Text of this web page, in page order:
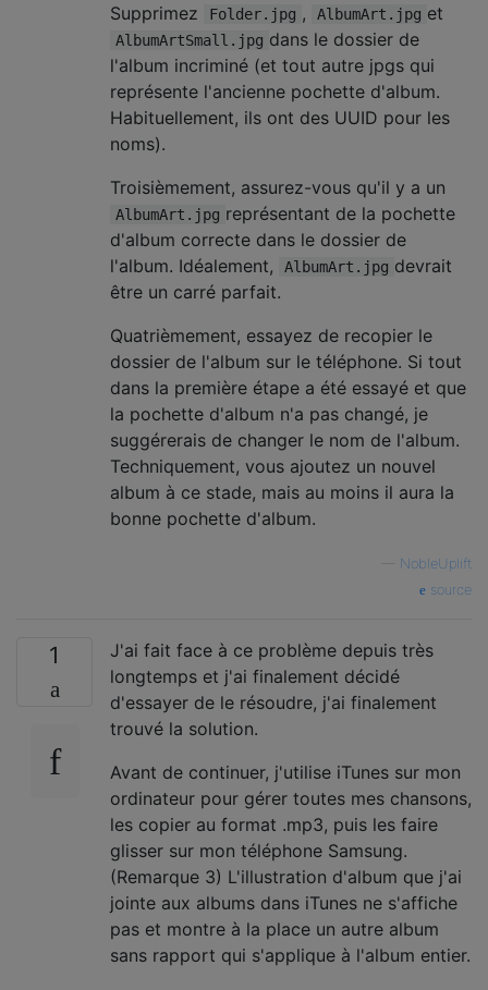
Supprimez
Folder.jpg , AlbumArt.jpg et
AlbumArtSmall.jpg dans le dossier de
l'album incriminé (et tout autre jpgs qui
représente l'ancienne pochette d'album.
Habituellement, ils ont des UUID pour les
noms).
Troisièmement, assurez-vous qu'il y a un
AlbumArt.jpg représentant de la pochette
d'album correcte dans le dossier de
l'album. Idéalement,
AlbumArt.jpg devrait
être un carré parfait.
Quatrièmement, essayez de recopier le
dossier de l'album sur le téléphone. Si tout
dans la première étape a été essayé et que
la pochette d'album n'a pas changé, je
suggérerais de changer le nom de l'album.
Techniquement, vous ajoutez un nouvel
album à ce stade, mais au moins il aura la
bonne pochette d'album.
NobleUplift
source
1
J'ai fait face à ce problème depuis très
longtemps et j'ai finalement décidé
d'essayer de le résoudre, j'ai finalement
trouvé la solution.
Avant de continuer, j'utilise iTunes sur mon
ordinateur pour gérer toutes mes chansons,
les copier au format .mp3, puis les faire
glisser sur mon téléphone Samsung.
(Remarque 3) L'illustration d'album que j'ai
jointe aux albums dans iTunes ne s'affiche
pas et montre à la place un autre album
sans rapport qui s'applique à l'album entier.